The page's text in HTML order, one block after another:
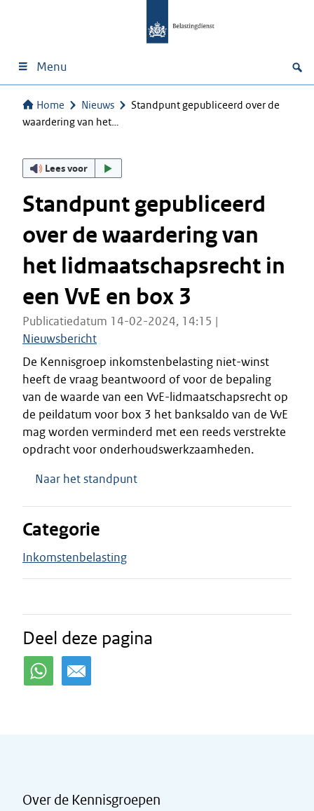
Menu
Home Nieuws
Standpunt gepubliceerd over de
waardering van het…
Lees voor
Standpunt gepubliceerd
over de waardering van
het lidmaatschapsrecht in
een VvE en box 3
Publicatiedatum 14-02-2024, 14:15 |
Nieuwsbericht
De Kennisgroep inkomstenbelasting niet-winst
heeft de vraag beantwoord of voor de bepaling
van de waarde van een VvE-lidmaatschapsrecht op
de peildatum voor box 3 het banksaldo van de VvE
mag worden verminderd met een reeds verstrekte
opdracht voor onderhoudswerkzaamheden.
Naar het standpunt
Categorie
Inkomstenbelasting
Deel deze pagina
Over de Kennisgroepen